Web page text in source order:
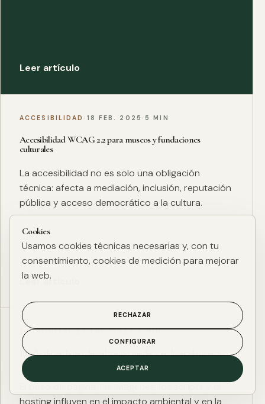
Leer artículo
ACCESIBILIDAD · 18 FEB. 2025 · 5 MIN
Accesibilidad WCAG 2.2 para museos y fundaciones
culturales
La accesibilidad no es solo una obligación
técnica: afecta a mediación, inclusión, reputación
pública y acceso democrático a la cultura.
Leer artículo
ESG DIGITAL·27 ENE. 2025·4 MIN
Huella de carbono digital: cómo medir y reducir el impacto
ESG de una web
El peso de página, las imágenes, los scripts y el
hosting influyen en el impacto ambiental y en la
Cookies
Usamos cookies técnicas necesarias y, con tu
consentimiento, cookies de medición para mejorar
la web.
RECHAZAR
CONFIGURAR
ACEPTAR